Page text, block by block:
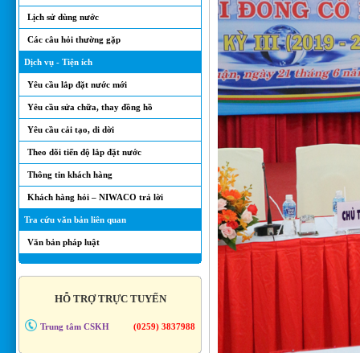
Lịch sử dùng nước
Các câu hỏi thường gặp
Dịch vụ - Tiện ích
Yêu cầu lắp đặt nước mới
Yêu cầu sửa chữa, thay đồng hồ
Yêu cầu cải tạo, di dời
Theo dõi tiến độ lắp đặt nước
Thông tin khách hàng
Khách hàng hỏi – NIWACO trả lời
Tra cứu văn bản liên quan
Văn bản pháp luật
HỖ TRỢ TRỰC TUYẾN
Trung tâm CSKH (0259) 3837988